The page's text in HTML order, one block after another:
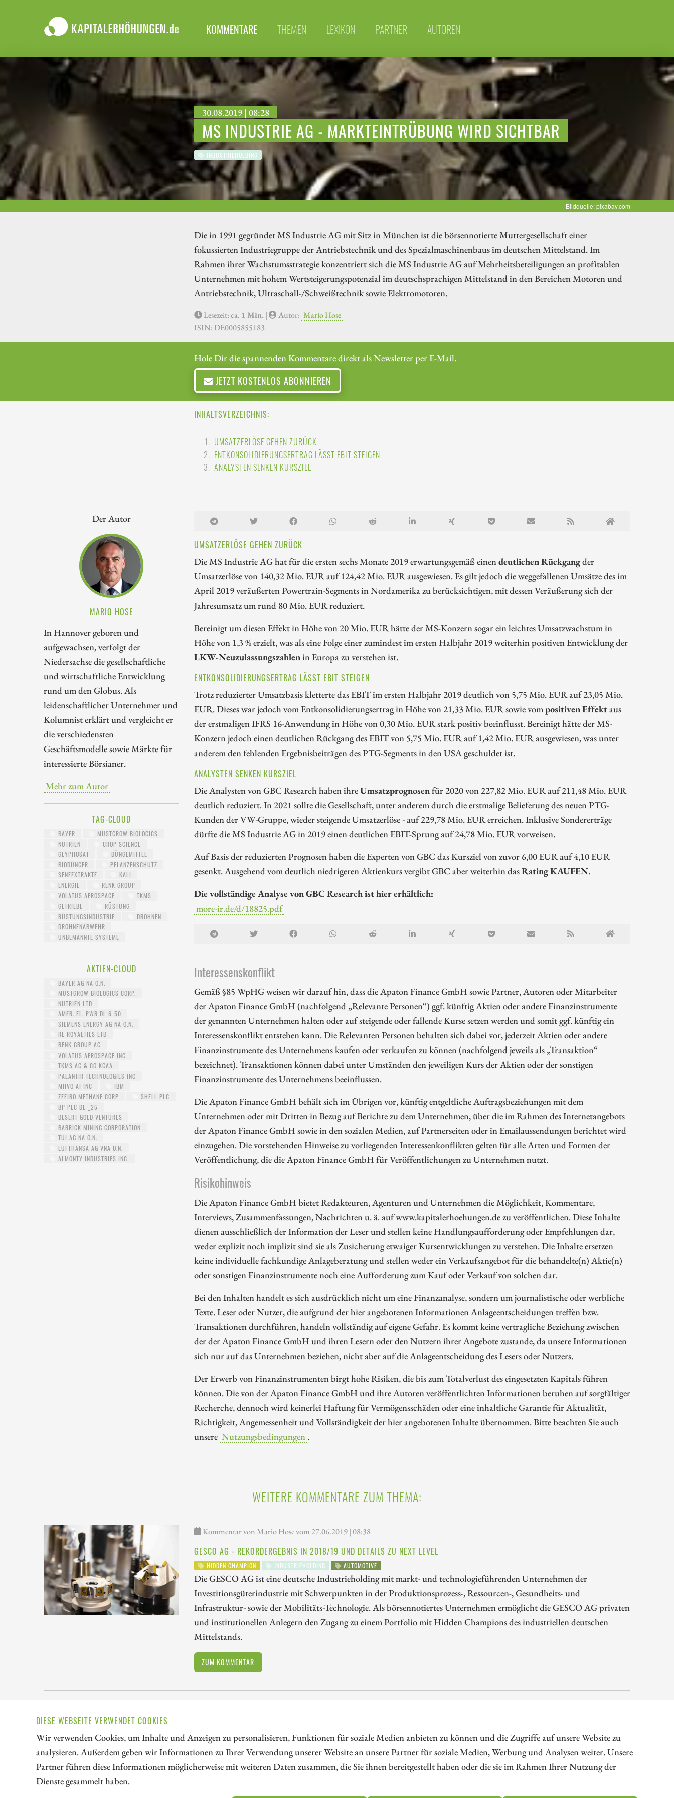
DIESE WEBSEITE VERWENDET COOKIES
Wir verwenden Cookies, um Inhalte und Anzeigen zu personalisieren, Funktionen für soziale Medien anbieten zu können und die Zugriffe auf unsere Website zu
analysieren. Außerdem geben wir Informationen zu Ihrer Verwendung unserer Website an unsere Partner für soziale Medien, Werbung und Analysen weiter. Unsere
Partner führen diese Informationen möglicherweise mit weiteren Daten zusammen, die Sie ihnen bereitgestellt haben oder die sie im Rahmen Ihrer Nutzung der
Dienste gesammelt haben.
KOMMENTARE THEMEN LEXIKON PARTNER AUTOREN
30.08.2019 | 08:28
MS INDUSTRIE AG - MARKTEINTRÜBUNG WIRD SICHTBAR
INDUSTRIEHOLDING
Bildquelle: pixabay.com
Die in 1991 gegründet MS Industrie AG mit Sitz in München ist die börsennotierte Muttergesellschaft einer
fokussierten Industriegruppe der Antriebstechnik und des Spezialmaschinenbaus im deutschen Mittelstand. Im
Rahmen ihrer Wachstumsstrategie konzentriert sich die MS Industrie AG auf Mehrheitsbeteiligungen an profitablen
Unternehmen mit hohem Wertsteigerungspotenzial im deutschsprachigen Mittelstand in den Bereichen Motoren und
Antriebstechnik, Ultraschall-/Schweißtechnik sowie Elektromotoren.
Lesezeit: ca. 1 Min. | Autor: Mario Hose
ISIN: DE0005855183
Hole Dir die spannenden Kommentare direkt als Newsletter per E-Mail.
JETZT KOSTENLOS ABONNIEREN
INHALTSVERZEICHNIS:
UMSATZERLÖSE GEHEN ZURÜCK
ENTKONSOLIDIERUNGSERTRAG LÄSST EBIT STEIGEN
ANALYSTEN SENKEN KURSZIEL
Der Autor
MARIO HOSE
In Hannover geboren und
aufgewachsen, verfolgt der
Niedersachse die gesellschaftliche
und wirtschaftliche Entwicklung
rund um den Globus. Als
leidenschaftlicher Unternehmer und
Kolumnist erklärt und vergleicht er
die verschiedensten
Geschäftsmodelle sowie Märkte für
interessierte Börsianer.
Mehr zum Autor
TAG-CLOUD
BAYER
MUSTGROW BIOLOGICS
NUTRIEN
CROP SCIENCE
GLYPHOSAT
DÜNGEMITTEL
BIODÜNGER
PFLANZENSCHUTZ
SENFEXTRAKTE
KALI
ENERGIE
RENK GROUP
VOLATUS AEROSPACE
TKMS
GETRIEBE
RÜSTUNG
RÜSTUNGSINDUSTRIE
DROHNEN
DROHNENABWEHR
UNBEMANNTE SYSTEME
AKTIEN-CLOUD
BAYER AG NA O.N.
MUSTGROW BIOLOGICS CORP.
NUTRIEN LTD
AMER. EL. PWR DL 6_50
SIEMENS ENERGY AG NA O.N.
RE ROYALTIES LTD
RENK GROUP AG
VOLATUS AEROSPACE INC
TKMS AG & CO KGAA
PALANTIR TECHNOLOGIES INC
MIIVO AI INC
IBM
ZEFIRO METHANE CORP
SHELL PLC
BP PLC DL-_25
DESERT GOLD VENTURES
BARRICK MINING CORPORATION
TUI AG NA O.N.
LUFTHANSA AG VNA O.N.
ALMONTY INDUSTRIES INC.
UMSATZERLÖSE GEHEN ZURÜCK
Die MS Industrie AG hat für die ersten sechs Monate 2019 erwartungsgemäß einendeutlichen Rückgangder
Umsatzerlöse von 140,32 Mio. EUR auf 124,42 Mio. EUR ausgewiesen. Es gilt jedoch die weggefallenen Umsätze des im
April 2019 veräußerten Powertrain-Segments in Nordamerika zu berücksichtigen, mit dessen Veräußerung sich der
Jahresumsatz um rund 80 Mio. EUR reduziert.
Bereinigt um diesen Effekt in Höhe von 20 Mio. EUR hätte der MS-Konzern sogar ein leichtes Umsatzwachstum in
Höhe von 1,3 % erzielt, was als eine Folge einer zumindest im ersten Halbjahr 2019 weiterhin positiven Entwicklung der
LKW-Neuzulassungszahlenin Europa zu verstehen ist.
ENTKONSOLIDIERUNGSERTRAG LÄSST EBIT STEIGEN
Trotz reduzierter Umsatzbasis kletterte das EBIT im ersten Halbjahr 2019 deutlich von 5,75 Mio. EUR auf 23,05 Mio.
EUR. Dieses war jedoch vom Entkonsolidierungsertrag in Höhe von 21,33 Mio. EUR sowie vompositiven Effektaus
der erstmaligen IFRS 16-Anwendung in Höhe von 0,30 Mio. EUR stark positiv beeinflusst. Bereinigt hätte der MS-
Konzern jedoch einen deutlichen Rückgang des EBIT von 5,75 Mio. EUR auf 1,42 Mio. EUR ausgewiesen, was unter
anderem den fehlenden Ergebnisbeiträgen des PTG-Segments in den USA geschuldet ist.
ANALYSTEN SENKEN KURSZIEL
Die Analysten von GBC Research haben ihreUmsatzprognosenfür 2020 von 227,82 Mio. EUR auf 211,48 Mio. EUR
deutlich reduziert. In 2021 sollte die Gesellschaft, unter anderem durch die erstmalige Belieferung des neuen PTG-
Kunden der VW-Gruppe, wieder steigende Umsatzerlöse - auf 229,78 Mio. EUR erreichen. Inklusive Sondererträge
dürfte die MS Industrie AG in 2019 einen deutlichen EBIT-Sprung auf 24,78 Mio. EUR vorweisen.
Auf Basis der reduzierten Prognosen haben die Experten von GBC das Kursziel von zuvor 6,00 EUR auf 4,10 EUR
gesenkt. Ausgehend vom deutlich niedrigeren Aktienkurs vergibt GBC aber weiterhin dasRating KAUFEN.
Die vollständige Analyse von GBC Research ist hier erhältlich:
more-ir.de/d/18825.pdf
Interessenskonflikt
Gemäß §85 WpHG weisen wir darauf hin, dass die Apaton Finance GmbH sowie Partner, Autoren oder Mitarbeiter
der Apaton Finance GmbH (nachfolgend „Relevante Personen“) ggf. künftig Aktien oder andere Finanzinstrumente
der genannten Unternehmen halten oder auf steigende oder fallende Kurse setzen werden und somit ggf. künftig ein
Interessenskonflikt entstehen kann. Die Relevanten Personen behalten sich dabei vor, jederzeit Aktien oder andere
Finanzinstrumente des Unternehmens kaufen oder verkaufen zu können (nachfolgend jeweils als „Transaktion“
bezeichnet). Transaktionen können dabei unter Umständen den jeweiligen Kurs der Aktien oder der sonstigen
Finanzinstrumente des Unternehmens beeinflussen.
Die Apaton Finance GmbH behält sich im Übrigen vor, künftig entgeltliche Auftragsbeziehungen mit dem
Unternehmen oder mit Dritten in Bezug auf Berichte zu dem Unternehmen, über die im Rahmen des Internetangebots
der Apaton Finance GmbH sowie in den sozialen Medien, auf Partnerseiten oder in Emailaussendungen berichtet wird
einzugehen. Die vorstehenden Hinweise zu vorliegenden Interessenkonflikten gelten für alle Arten und Formen der
Veröffentlichung, die die Apaton Finance GmbH für Veröffentlichungen zu Unternehmen nutzt.
Risikohinweis
Die Apaton Finance GmbH bietet Redakteuren, Agenturen und Unternehmen die Möglichkeit, Kommentare,
Interviews, Zusammenfassungen, Nachrichten u. ä. auf www.kapitalerhoehungen.de zu veröffentlichen. Diese Inhalte
dienen ausschließlich der Information der Leser und stellen keine Handlungsaufforderung oder Empfehlungen dar,
weder explizit noch implizit sind sie als Zusicherung etwaiger Kursentwicklungen zu verstehen. Die Inhalte ersetzen
keine individuelle fachkundige Anlageberatung und stellen weder ein Verkaufsangebot für die behandelte(n) Aktie(n)
oder sonstigen Finanzinstrumente noch eine Aufforderung zum Kauf oder Verkauf von solchen dar.
Bei den Inhalten handelt es sich ausdrücklich nicht um eine Finanzanalyse, sondern um journalistische oder werbliche
Texte. Leser oder Nutzer, die aufgrund der hier angebotenen Informationen Anlageentscheidungen treffen bzw.
Transaktionen durchführen, handeln vollständig auf eigene Gefahr. Es kommt keine vertragliche Beziehung zwischen
der der Apaton Finance GmbH und ihren Lesern oder den Nutzern ihrer Angebote zustande, da unsere Informationen
sich nur auf das Unternehmen beziehen, nicht aber auf die Anlageentscheidung des Lesers oder Nutzers.
Der Erwerb von Finanzinstrumenten birgt hohe Risiken, die bis zum Totalverlust des eingesetzten Kapitals führen
können. Die von der Apaton Finance GmbH und ihre Autoren veröffentlichten Informationen beruhen auf sorgfältiger
Recherche, dennoch wird keinerlei Haftung für Vermögensschäden oder eine inhaltliche Garantie für Aktualität,
Richtigkeit, Angemessenheit und Vollständigkeit der hier angebotenen Inhalte übernommen. Bitte beachten Sie auch
unsere Nutzungsbedingungen .
WEITERE KOMMENTARE ZUM THEMA:
Kommentar von Mario Hose vom 27.06.2019 | 08:38
GESCO AG - REKORDERGEBNIS IN 2018/19 UND DETAILS ZU NEXT LEVEL
HIDDEN CHAMPION INDUSTRIEHOLDING AUTOMOTIVE
Die GESCO AG ist eine deutsche Industrieholding mit markt- und technologieführenden Unternehmen der
Investitionsgüterindustrie mit Schwerpunkten in der Produktionsprozess-, Ressourcen-, Gesundheits- und
Infrastruktur- sowie der Mobilitäts-Technologie. Als börsennotiertes Unternehmen ermöglicht die GESCO AG privaten
und institutionellen Anlegern den Zugang zu einem Portfolio mit Hidden Champions des industriellen deutschen
Mittelstands.
ZUM KOMMENTAR
// kapitalerhoehungen.de - © 2026 - Die Informationsplattform für Investoren und Unternehmen rund um Kapitalerhöhung, Kapitalmarkt und Unternehmensfinanzierung
LEXIKON